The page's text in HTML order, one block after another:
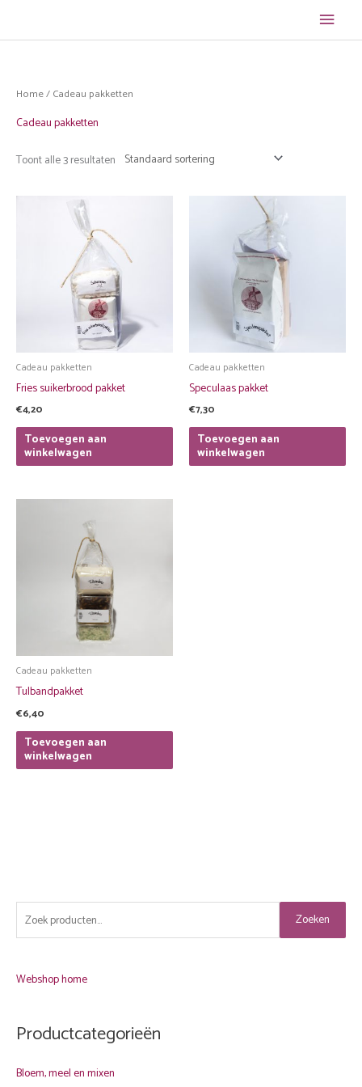
Home/ Cadeau pakketten
Cadeau pakketten
Toont alle 3 resultaten
Cadeau pakketten
Fries suikerbrood pakket
€4,20
Toevoegen aan
winkelwagen
Cadeau pakketten
Speculaas pakket
€7,30
Toevoegen aan
winkelwagen
Cadeau pakketten
Tulbandpakket
€6,40
Toevoegen aan
winkelwagen
o
k
n
a
Zoeken
Webshop home
Productcategorieën
Bloem, meel en mixen